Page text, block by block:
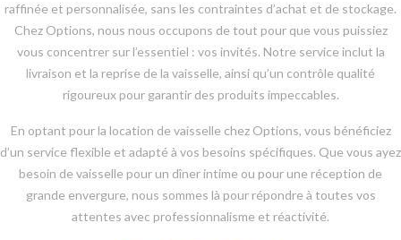
raffinée et personnalisée, sans les contraintes d’achat et de stockage.
Chez Options, nous nous occupons de tout pour que vous puissiez
vous concentrer sur l’essentiel : vos invités. Notre service inclut la
livraison et la reprise de la vaisselle, ainsi qu’un contrôle qualité
rigoureux pour garantir des produits impeccables.
En optant pour la location de vaisselle chez Options, vous bénéficiez
d’un service flexible et adapté à vos besoins spécifiques. Que vous ayez
besoin de vaisselle pour un dîner intime ou pour une réception de
grande envergure, nous sommes là pour répondre à toutes vos
attentes avec professionnalisme et réactivité.